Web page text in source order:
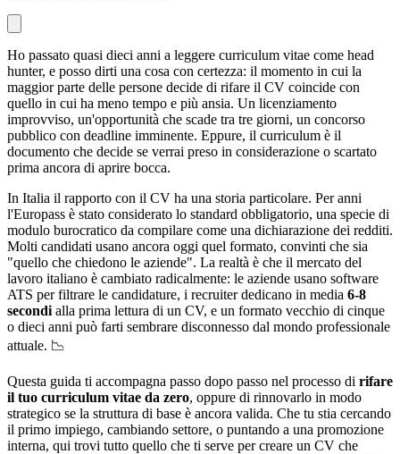
Ho passato quasi dieci anni a leggere curriculum vitae come head
hunter, e posso dirti una cosa con certezza: il momento in cui la
maggior parte delle persone decide di rifare il CV coincide con
quello in cui ha meno tempo e più ansia. Un licenziamento
improvviso, un'opportunità che scade tra tre giorni, un concorso
pubblico con deadline imminente. Eppure, il curriculum è il
documento che decide se verrai preso in considerazione o scartato
prima ancora di aprire bocca.
In Italia il rapporto con il CV ha una storia particolare. Per anni
l'Europass è stato considerato lo standard obbligatorio, una specie di
modulo burocratico da compilare come una dichiarazione dei redditi.
Molti candidati usano ancora oggi quel formato, convinti che sia
"quello che chiedono le aziende". La realtà è che il mercato del
lavoro italiano è cambiato radicalmente: le aziende usano software
ATS per filtrare le candidature, i recruiter dedicano in media 6-8
secondi alla prima lettura di un CV, e un formato vecchio di cinque
o dieci anni può farti sembrare disconnesso dal mondo professionale
attuale. 📉
Questa guida ti accompagna passo dopo passo nel processo di rifare
il tuo curriculum vitae da zero, oppure di rinnovarlo in modo
strategico se la struttura di base è ancora valida. Che tu stia cercando
il primo impiego, cambiando settore, o puntando a una promozione
interna, qui trovi tutto quello che ti serve per creare un CV che